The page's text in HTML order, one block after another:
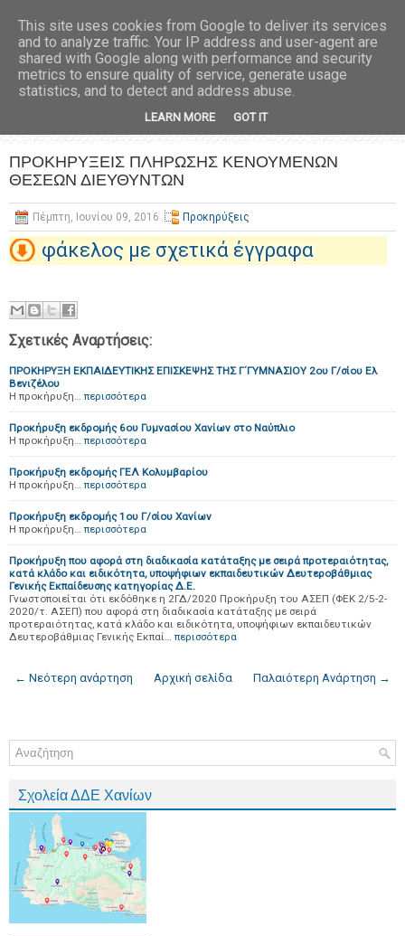
ΠΡΟΚΗΡΥΞΕΙΣ ΠΛΗΡΩΣΗΣ ΚΕΝΟΥΜΕΝΩΝ
ΘΕΣΕΩΝ ΔΙΕΥΘΥΝΤΩΝ
Πέμπτη, Ιουνίου 09, 2016 Προκηρύξεις
φάκελος με σχετικά έγγραφα
Σχετικές Αναρτήσεις:
ΠΡΟΚΗΡΥΞΗ ΕΚΠΑΙΔΕΥΤΙΚΗΣ ΕΠΙΣΚΕΨΗΣ ΤΗΣ Γ΄ΓΥΜΝΑΣΙΟΥ 2ου Γ/σίου Ελ
Βενιζέλου
H προκήρυξη… περισσότερα
Προκήρυξη εκδρομής 6ου Γυμνασίου Χανίων στο Ναύπλιο
Η προκήρυξη… περισσότερα
Προκήρυξη εκδρομής ΓΕΛ Κολυμβαρίου
Η προκήρυξη… περισσότερα
Προκήρυξη εκδρομής 1ου Γ/σίου Χανίων
Η προκήρυξη… περισσότερα
Προκήρυξη που αφορά στη διαδικασία κατάταξης με σειρά προτεραιότητας,
κατά κλάδο και ειδικότητα, υποψήφιων εκπαιδευτικών Δευτεροβάθμιας
Γενικής Εκπαίδευσης κατηγορίας Δ.Ε.
Γνωστοποιείται ότι εκδόθηκε η 2ΓΔ/2020 Προκήρυξη του ΑΣΕΠ (ΦΕΚ 2/5-2-
2020/τ. ΑΣΕΠ) που αφορά στη διαδικασία κατάταξης με σειρά
προτεραιότητας, κατά κλάδο και ειδικότητα, υποψήφιων εκπαιδευτικών
Δευτεροβάθμιας Γενικής Εκπαί… περισσότερα
← Νεότερη ανάρτηση Παλαιότερη Ανάρτηση →
Αρχική σελίδα
Σχολεία ΔΔΕ Χανίων
This site uses cookies from Google to deliver its services
and to analyze traffic. Your IP address and user-agent are
shared with Google along with performance and security
metrics to ensure quality of service, generate usage
statistics, and to detect and address abuse.
LEARN MORE GOT IT